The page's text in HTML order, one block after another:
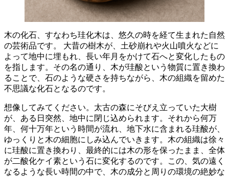
木の化石、すなわち珪化木は、悠久の時を経て生まれた自然
の芸術品です。
大昔の樹木が、土砂崩れや火山噴火などに
よって地中に埋もれ、 長い年月をかけて石へと変化したもの
を指します。その名の通り、木が珪酸という物質に置き換わ
ることで、石のような硬さを持ちながら、木の組織を留めた
不思議な化石となるのです。
想像してみてください。太古の森にそびえ立っていた大樹
が、ある日突然、地中に閉じ込められます。それから何万
年、何十万年という時間が流れ、地下水に含まれる珪酸が、
ゆっくりと木の細胞にしみ込んでいきます。木の組織は徐々
に珪酸に置き換わり、最終的には木の形を保ったまま、全体
が二酸化ケイ素という石に変化するのです。この、気の遠く
なるような長い時間の中で、木の成分と周りの環境の絶妙な